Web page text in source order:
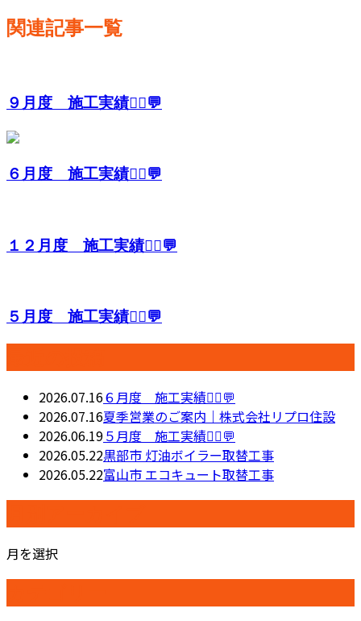
関連記事一覧
９月度 施工実績👷‍♂️💬
６月度 施工実績👷‍♂️💬
１２月度 施工実績👷‍♂️💬
５月度 施工実績👷‍♂️💬
2026.07.16６月度 施工実績👷‍♂️💬
2026.07.16夏季営業のご案内｜株式会社リプロ住設
2026.06.19５月度 施工実績👷‍♂️💬
2026.05.22黒部市 灯油ボイラー取替工事
2026.05.22富山市 エコキュート取替工事
月を選択